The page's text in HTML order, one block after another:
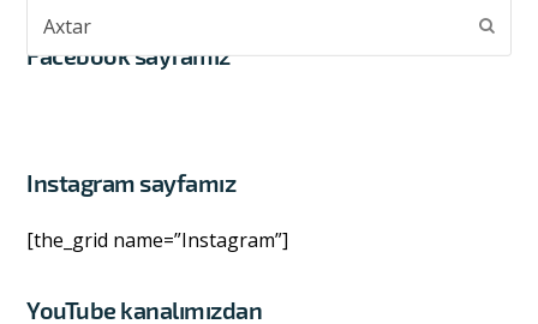
Facebook sayfamız
Instagram sayfamız
[the_grid name=”Instagram”]
YouTube kanalımızdan